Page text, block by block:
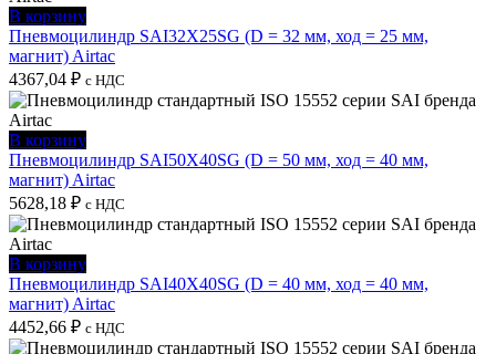
В корзину
Пневмоцилиндр SAI32X25SG (D = 32 мм, ход = 25 мм,
магнит) Airtac
4367,04 ₽ с НДС
В корзину
Пневмоцилиндр SAI50X40SG (D = 50 мм, ход = 40 мм,
магнит) Airtac
5628,18 ₽ с НДС
В корзину
Пневмоцилиндр SAI40X40SG (D = 40 мм, ход = 40 мм,
магнит) Airtac
4452,66 ₽ с НДС